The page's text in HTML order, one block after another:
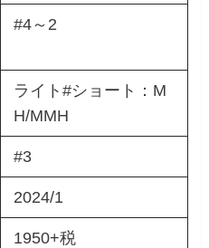
#4～2
ライト#ショート：M
H/MMH
#3
2024/1
1950+税